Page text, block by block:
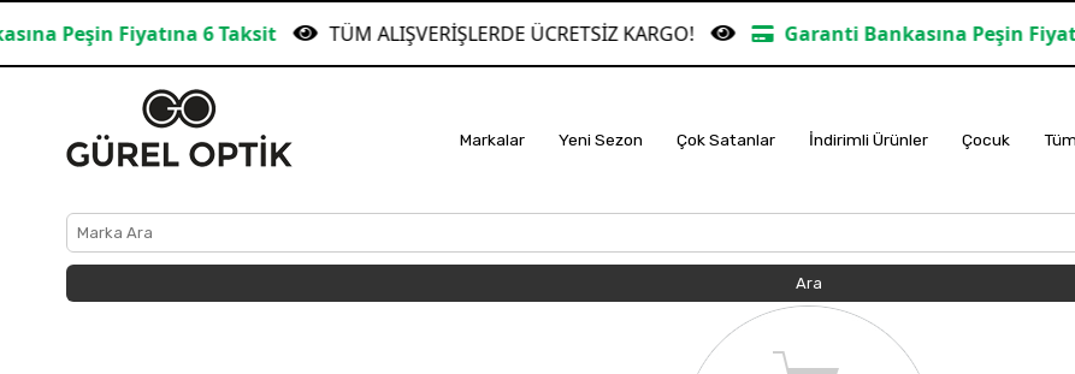
Fiyatına 6 Taksit TÜM ALIŞVERİŞLERDE ÜCRETSİZ KARGO! Garanti Bankasına Peşin Fiyatına 6
Markalar Yeni Sezon Çok Satanlar İndirimli Ürünler Çocuk
Ara